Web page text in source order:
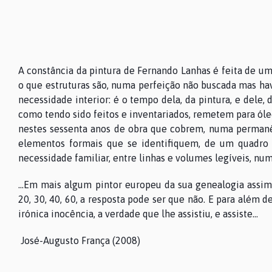
A constância da pintura de Fernando Lanhas é feita de
o que estruturas são, numa perfeição não buscada mas
necessidade interior: é o tempo dela, da pintura, e dele,
como tendo sido feitos e inventariados, remetem para
nestes sessenta anos de obra que cobrem, numa
elementos formais que se identifiquem, de um
necessidade familiar, entre linhas e volumes legíveis,
…Em mais algum pintor europeu da sua genealogia
20, 30, 40, 60, a resposta pode ser que não. E para além
irónica inocência, a verdade que lhe assistiu, e assiste…
José-Augusto França (2008)